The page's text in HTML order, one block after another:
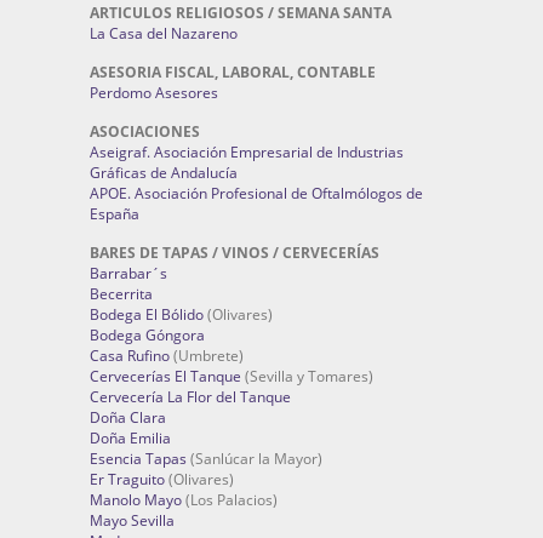
ARTICULOS RELIGIOSOS / SEMANA SANTA
La Casa del Nazareno
ASESORIA FISCAL, LABORAL, CONTABLE
Perdomo Asesores
ASOCIACIONES
Aseigraf. Asociación Empresarial de Industrias
Gráficas de Andalucía
APOE. Asociación Profesional de Oftalmólogos de
España
BARES DE TAPAS / VINOS / CERVECERÍAS
Barrabar´s
Becerrita
Bodega El Bólido(Olivares)
Bodega Góngora
Casa Rufino(Umbrete)
Cervecerías El Tanque (Sevilla y Tomares)
Cervecería La Flor del Tanque
Doña Clara
Doña Emilia
Esencia Tapas (Sanlúcar la Mayor)
Er Traguito(Olivares)
Manolo Mayo(Los Palacios)
Mayo Sevilla